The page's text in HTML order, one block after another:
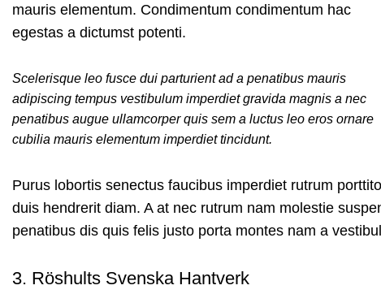
mauris elementum. Condimentum condimentum hac
egestas a dictumst potenti.
Scelerisque leo fusce dui parturient ad a penatibus mauris
adipiscing tempus vestibulum imperdiet gravida magnis a nec
penatibus augue ullamcorper quis sem a luctus leo eros ornare
cubilia mauris elementum imperdiet tincidunt.
Purus lobortis senectus faucibus imperdiet rutrum
duis hendrerit diam. A at nec rutrum nam molestie
penatibus dis quis felis justo porta montes nam a
3. Röshults Svenska Hantverk